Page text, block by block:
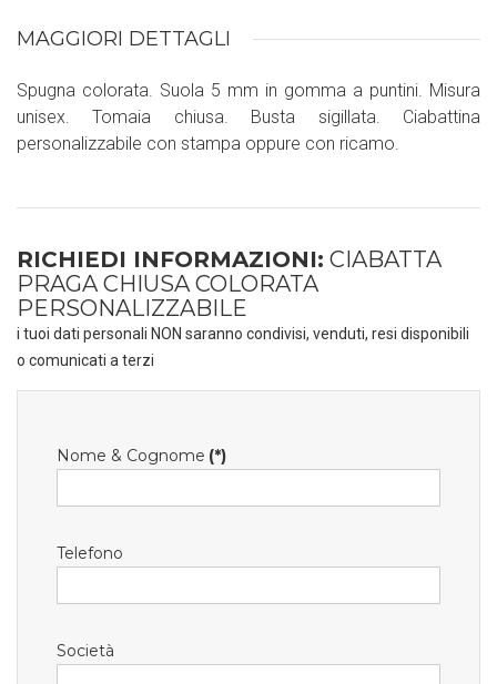
MAGGIORI DETTAGLI
Spugna colorata. Suola 5 mm in gomma a puntini. Misura
unisex. Tomaia chiusa. Busta sigillata. Ciabattina
personalizzabile con stampa oppure con ricamo.
RICHIEDI INFORMAZIONI: CIABATTA
PRAGA CHIUSA COLORATA
PERSONALIZZABILE
i tuoi dati personali NON saranno condivisi, venduti, resi disponibili
o comunicati a terzi
Nome & Cognome (*)
Telefono
Società